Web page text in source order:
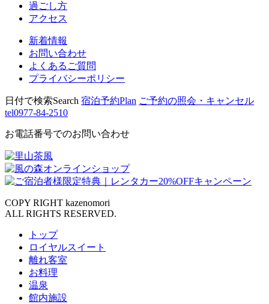
過ごし方
アクセス
新着情報
お問い合わせ
よくあるご質問
プライバシーポリシー
日付で検索Search 宿泊予約Plan ご予約の照会・キャンセル
tel0977-84-2510
お電話番号でのお問い合わせ
COPY RIGHT kazenomori
ALL RIGHTS RESERVED.
トップ
ロイヤルスイート
離れ客室
お料理
温泉
館内施設